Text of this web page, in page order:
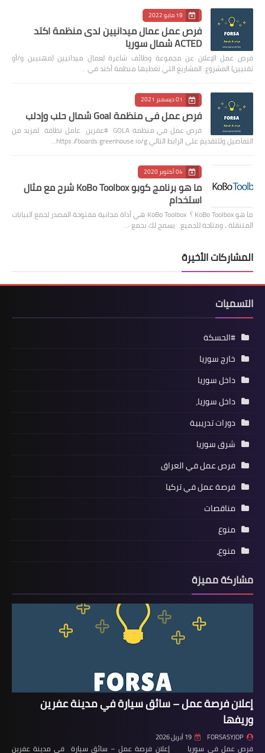
19 مايو 2022
فرص عمل عمال ميدانيين لدى منظمة اكتد
ACTED شمال سوريا
فرص عمل الإعلان عن مجموعة وظائف شاغرة لعمال ميدانيين (مهنيين و/أو
تقنيين) المشروع: المشاريع التي تغطيها منظمة أكتد في …
01 ديسمبر 2021
فرص عمل في منظمة Goal شمال حلب وإدلب
فرص عمل في منظمة GOLA #عفرين عامل نظافة لمزيد من
التفاصيل وللتقديم على الرابط التالي https://boards.greenhouse.io/g…
04 أكتوبر 2020
ما هو برنامج كوبو KoBo Toolbox شرح مع مثال
استخدام
ما هو KoBo Toolbox ؟ KoBo Toolbox هي أداة مجانية مفتوحة المصدر لجمع البيانات
المتنقلة ، ومتاحة للجميع. يسمح لك بجمع …
المشاركات الأخيرة
التسميات
#الحسكة
خارج سوريا
داخل سوريا
داخل سوريا،
دورات تدريبية
شرق سوريا
فرص عمل في العراق
فرصة عمل في تركيا
مناقصات
منوع
منوع،
مشاركة مميزة
إعلان فرصة عمل – سائق سيارة في مدينة عفرين
وريفها
FORSASYJOP 19 أبريل 2026
فرص عمل في سوريا إعلان فرصة عمل – سائق سيارة في مدينة عفرين